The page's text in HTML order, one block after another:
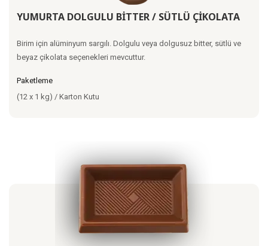
YUMURTA DOLGULU BİTTER / SÜTLÜ ÇİKOLATA
Birim için alüminyum sargılı. Dolgulu veya dolgusuz bitter, sütlü ve
beyaz çikolata seçenekleri mevcuttur.
Paketleme
(12 x 1 kg) / Karton Kutu